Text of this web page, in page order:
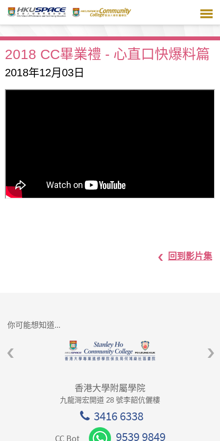
主
容2018 CC畢業禮 - 心直口快爆料篇
2018年12月03日
回到影片集
你可能想知道...
香港大學附屬學院
九龍灣宏開道 28 號李韶伉儷樓
3416 6338
CC Bot 9539 9849